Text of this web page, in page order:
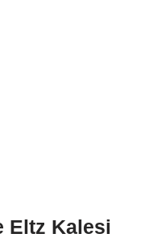
Eltz Kalesi